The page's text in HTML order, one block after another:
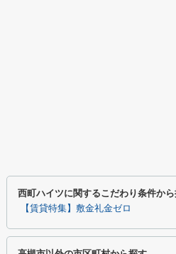
西町ハイツに関するこだわり条件か
【賃貸特集】敷金礼金ゼロ